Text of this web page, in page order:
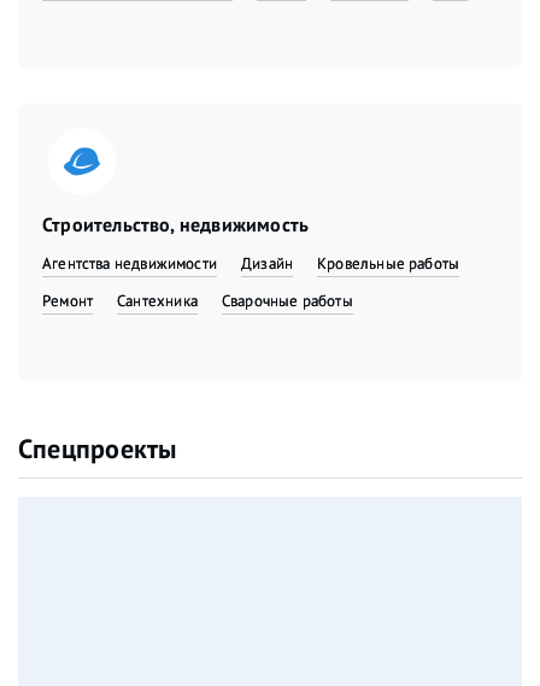
Строительство, недвижимость
Агентства недвижимости Дизайн
Кровельные работы
Ремонт
Сантехника Сварочные работы
Спецпроекты